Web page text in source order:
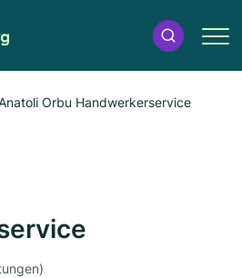
Orbu Handwerkerservice